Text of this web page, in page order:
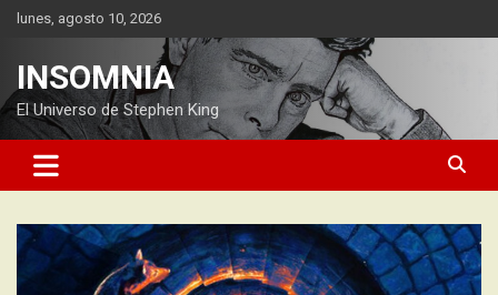
Saltarlunes, agosto 10, 2026
INSOMNIA
El Universo de Stephen King